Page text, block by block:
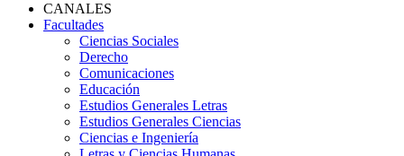
CANALES
Facultades
Ciencias Sociales
Derecho
Comunicaciones
Educación
Estudios Generales Letras
Estudios Generales Ciencias
Ciencias e Ingeniería